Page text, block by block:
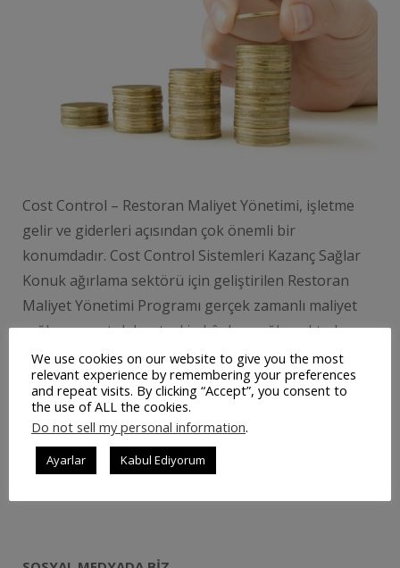
Cost Control – Restoran Maliyet Yönetimi, işletme
gelir ve giderleri açısından çok önemli bir
konumdadır. Cost Control Sistemleri Kazanç Sağlar
Konuk ağırlama sektörü için geliştirilen Restoran
Maliyet Yönetimi Programı gerçek zamanlı maliyet
sağlama ve stok kontrol imkânları sağlamaktadır.
Satın alma süreçlerinizi kolaylaştırarak sipariş, satın
alma ve teslimat konularında restoran sahiplerine ve
çalışanlarına oldukça büyük kolaylıklar …
We use cookies on our website to give you the most
relevant experience by remembering your preferences
and repeat visits. By clicking “Accept”, you consent to
the use of ALL the cookies.
Do not sell my personal information.
Ayarlar Kabul Ediyorum